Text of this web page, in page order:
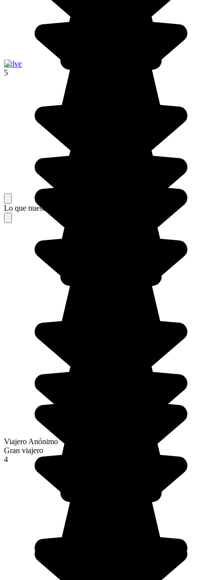
Zelve
5
Lo que nuestros viajeros piensan de su estancia
Viajero Anónimo
Gran viajero
4